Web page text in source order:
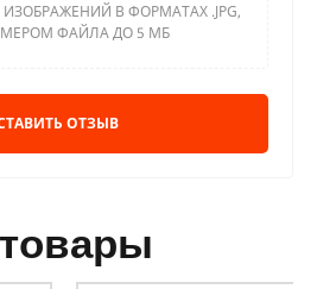
В ФОРМАТАХ .JPG,
ФАЙЛА ДО 5 МБ
ОТЗЫВ
товары